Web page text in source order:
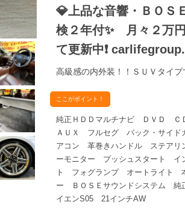
💎上品な音響・ＢＯＳ
検２年付✨ 月々２万
て更新中❗
高級感の内外装！！ＳＵＶタイプ
ここがポイント！
純正ＨＤＤマルチナビ ＤＶＤ
ＡＵＸ フルセグ バック・サイ
アコン 革巻きハンドル ステアリ
ーモニター プッシュスタート イ
ト フォグランプ オートライト
ー ＢＯＳＥサウンドシステム 純
イエンS05 21インチAW